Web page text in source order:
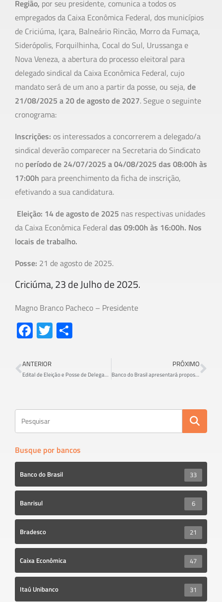
Região, por seu presidente, comunica a todos os
empregados da Caixa Econômica Federal, dos municípios
de Criciúma, Içara, Balneário Rincão, Morro da Fumaça,
Siderópolis, Forquilhinha, Cocal do Sul, Urussanga e
Nova Veneza, a abertura do processo eleitoral para
delegado sindical da Caixa Econômica Federal, cujo
mandato será de um ano a partir da posse, ou seja, de
21/08/2025 a 20 de agosto de 2027. Segue o seguinte
cronograma:
Inscrições: os interessados a concorrerem a delegado/a
sindical deverão comparecer na Secretaria do Sindicato
no período de 24/07/2025 a 04/08/2025 das 08:00h às
17:00h para preenchimento da ficha de inscrição,
efetivando a sua candidatura.
Eleição: 14 de agosto de 2025 nas respectivas unidades
da Caixa Econômica Federal das 09:00h às 16:00h. Nos
locais de trabalho.
Posse: 21 de agosto de 2025.
Criciúma, 23 de Julho de 2025.
Magno Branco Pacheco – Presidente
Fa
ce
b
o
T
wi
er e
ANTERIOR
Edital de Eleição e Posse de Delegado Sindical do Banco do Brasil
PRÓXIMO
Banco do Brasil apresentará proposta aos egressos nesta quarta-feira, 30
Busque por bancos
Banco do Brasil 33
Banrisul 6
Bradesco 21
Caixa Econômica 47
Itaú Unibanco 31